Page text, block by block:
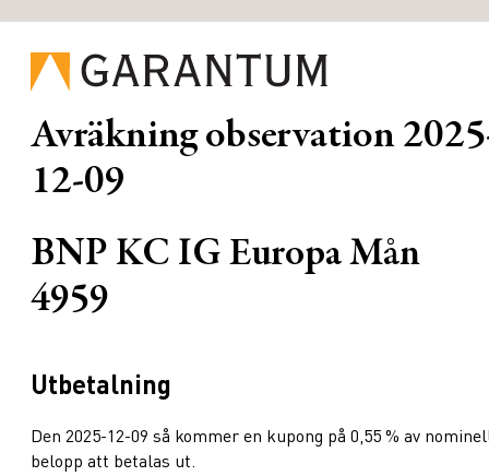
Avräkning observation
12-09
BNP KC IG Europa Mån
4959
Utbetalning
Den 2025-12-09 så kommer en kupong på 0,55 % av
belopp att betalas ut.